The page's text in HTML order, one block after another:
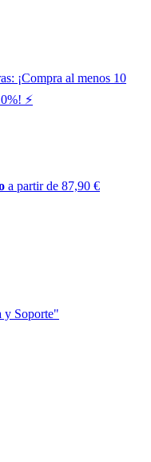
¡Compra al menos 10
⚡️
a partir de 87,90 €
y Soporte"